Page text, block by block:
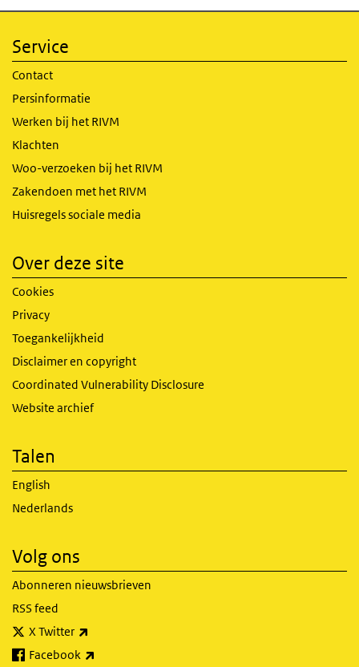
Service
Contact
Persinformatie
Werken bij het RIVM
Klachten
Woo-verzoeken bij het RIVM
Zakendoen met het RIVM
Huisregels sociale media
Over deze site
Cookies
Privacy
Toegankelijkheid
Disclaimer en copyright
Coordinated Vulnerability Disclosure
Website archief
Talen
English
Nederlands
Volg ons
Abonneren nieuwsbrieven
RSS feed
X Twitter
Facebook